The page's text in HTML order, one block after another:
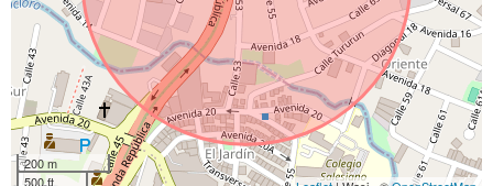
200 m
500 ft